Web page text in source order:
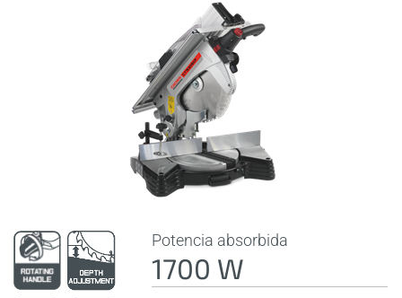
Potencia absorbida
1700 W